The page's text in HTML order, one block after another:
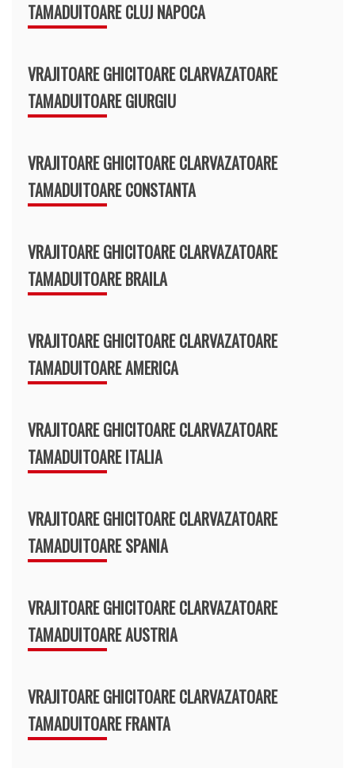
TAMADUITOARE CLUJ NAPOCA
VRAJITOARE GHICITOARE CLARVAZATOARE
TAMADUITOARE GIURGIU
VRAJITOARE GHICITOARE CLARVAZATOARE
TAMADUITOARE CONSTANTA
VRAJITOARE GHICITOARE CLARVAZATOARE
TAMADUITOARE BRAILA
VRAJITOARE GHICITOARE CLARVAZATOARE
TAMADUITOARE AMERICA
VRAJITOARE GHICITOARE CLARVAZATOARE
TAMADUITOARE ITALIA
VRAJITOARE GHICITOARE CLARVAZATOARE
TAMADUITOARE SPANIA
VRAJITOARE GHICITOARE CLARVAZATOARE
TAMADUITOARE AUSTRIA
VRAJITOARE GHICITOARE CLARVAZATOARE
TAMADUITOARE FRANTA